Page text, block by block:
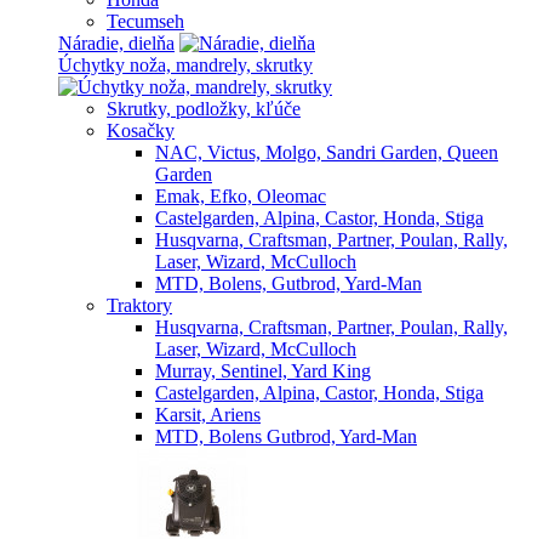
Tecumseh
Náradie, dielňa
Úchytky noža, mandrely, skrutky
Skrutky, podložky, kľúče
Kosačky
NAC, Victus, Molgo, Sandri Garden, Queen
Garden
Emak, Efko, Oleomac
Castelgarden, Alpina, Castor, Honda, Stiga
Husqvarna, Craftsman, Partner, Poulan, Rally,
Laser, Wizard, McCulloch
MTD, Bolens, Gutbrod, Yard-Man
Traktory
Husqvarna, Craftsman, Partner, Poulan, Rally,
Laser, Wizard, McCulloch
Murray, Sentinel, Yard King
Castelgarden, Alpina, Castor, Honda, Stiga
Karsit, Ariens
MTD, Bolens Gutbrod, Yard-Man